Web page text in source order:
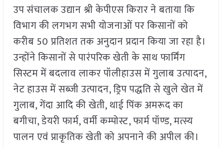
उप संचालक उद्यान श्री केपीएस किरार ने बताया कि
विभाग की लगभग सभी योजनाओं पर किसानों को
करीब 50 प्रतिशत तक अनुदान प्रदान किया जा रहा है।
उन्होंने किसानों से पारंपरिक खेती के साथ फार्मिंग
सिस्टम में बदलाव लाकर पॉलीहाउस में गुलाब उत्पादन,
नेट हाउस में सब्जी उत्पादन, ड्रिप पद्धति से खुले खेत में
गुलाब, गेंदा आदि की खेती, थाई पिंक अमरूद का
बगीचा, डेयरी फार्म, वर्मी कम्पोस्ट, फार्म पॉण्ड, मत्स्य
पालन एवं प्राकृतिक खेती को अपनाने की अपील की।